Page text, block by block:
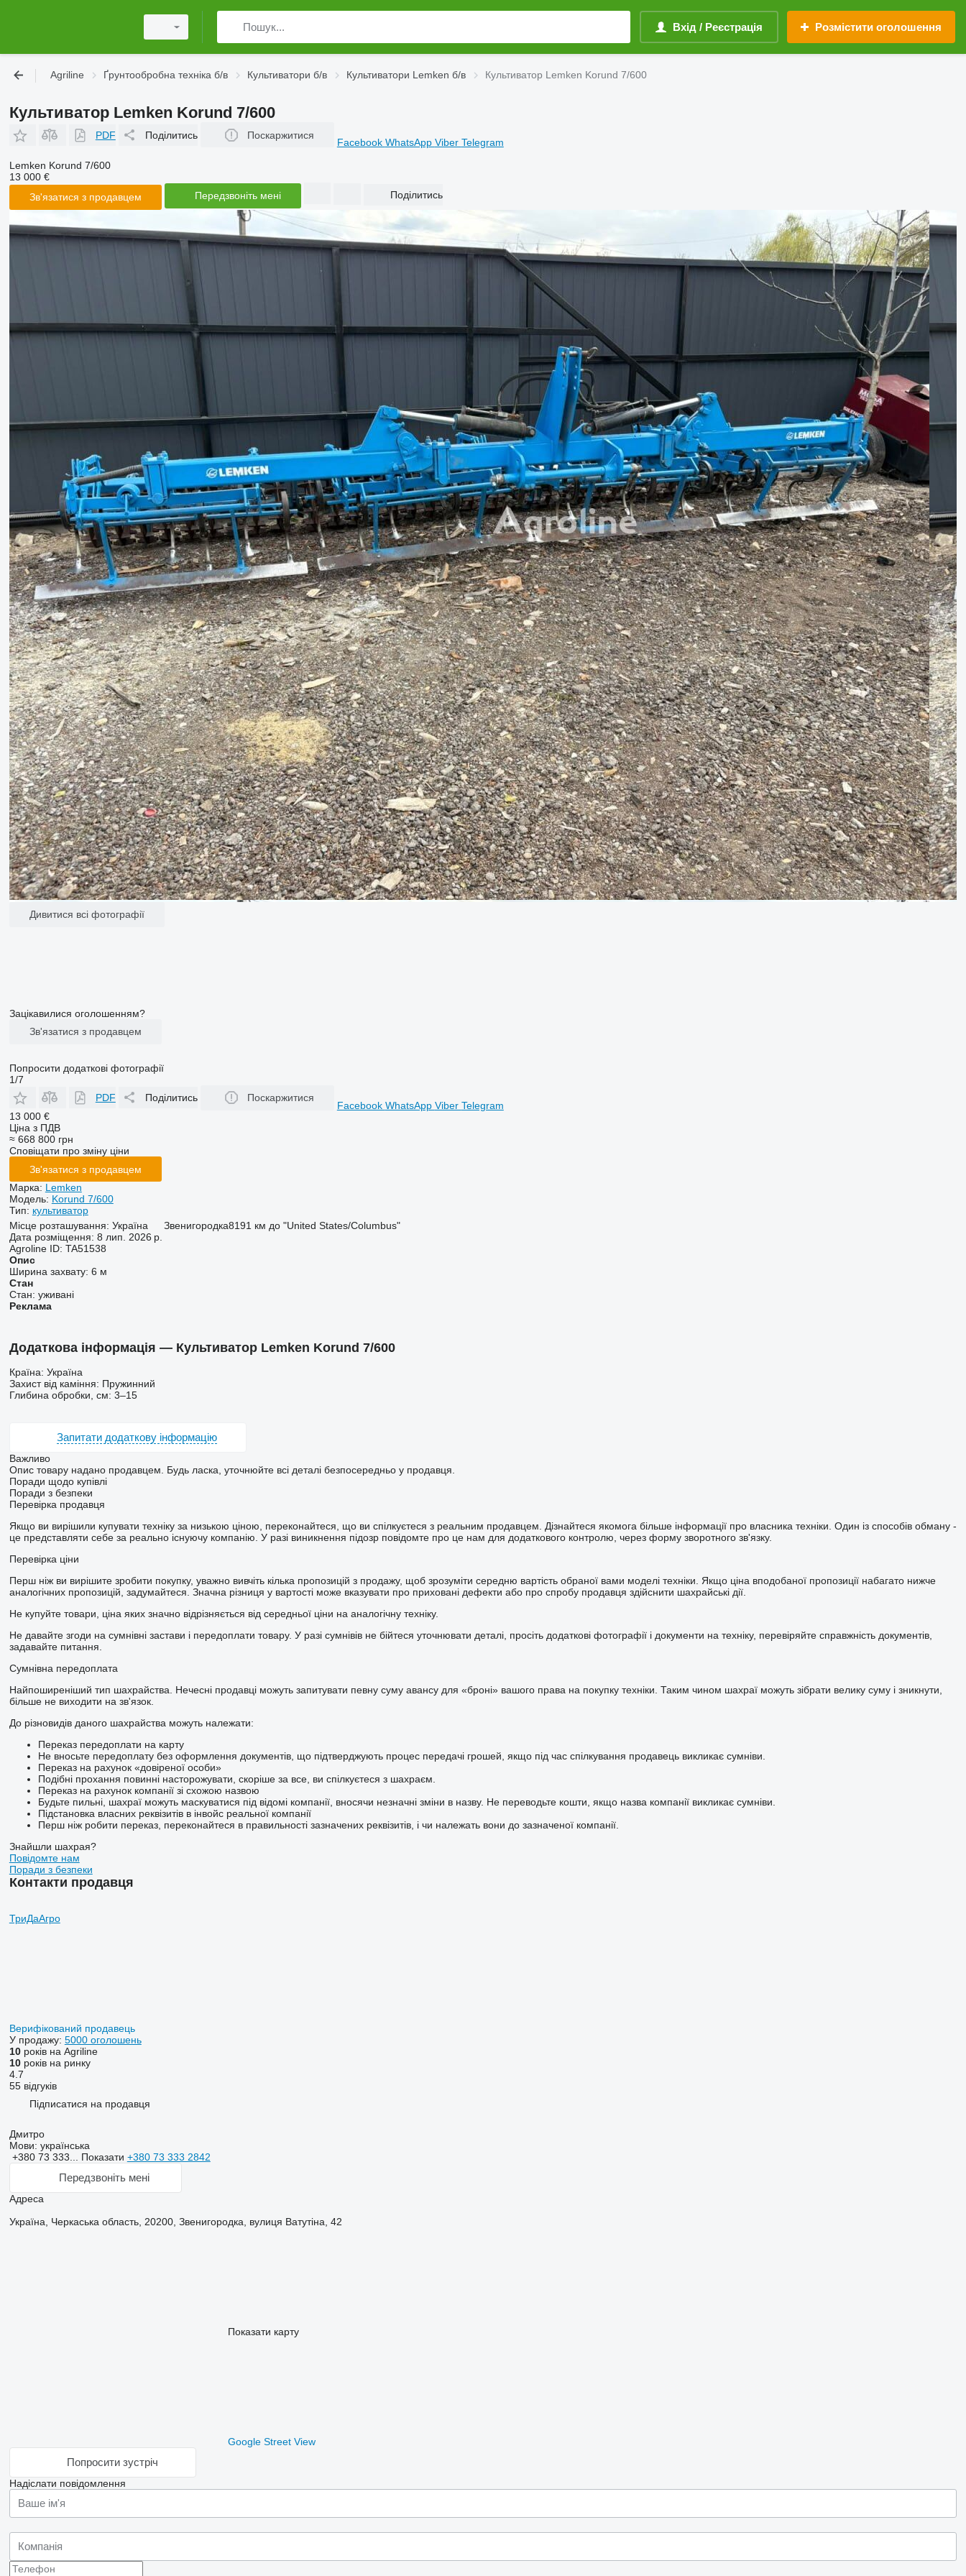
Вхід / Реєстрація Розмістити оголошення
Agriline Ґрунтообробна техніка б/в Культиватори б/в Культиватори Lemken б/в Культиватор Lemken Korund 7/600
Культиватор Lemken Korund 7/600
PDF Поділитись Поскаржитися
Facebook WhatsApp Viber Telegram
Lemken Korund 7/600
13 000 €
Зв'язатися з продавцем
Передзвоніть мені Поділитись
Дивитися всі фотографії
Зацікавилися оголошенням?
Зв'язатися з продавцем
Попросити додаткові фотографії
1/7
PDF
Поділитись Поскаржитися
Facebook WhatsApp Viber Telegram
13 000 €
Ціна з ПДВ
≈ 668 800 грн
Сповіщати про зміну ціни
Зв'язатися з продавцем
Марка: Lemken
Модель: Korund 7/600
Тип: культиватор
Місце розташування: Україна Звенигородка8191 км до "United States/Columbus"
Дата розміщення: 8 лип. 2026 р.
Agroline ID: TA51538
Опис
Ширина захвату: 6 м
Стан
Стан: уживані
Реклама
Додаткова інформація — Культиватор Lemken Korund 7/600
Країна: Україна
Захист від каміння: Пружинний
Глибина обробки, см: 3–15
Запитати додаткову інформацію
Важливо
Опис товару надано продавцем. Будь ласка, уточнюйте всі деталі безпосередньо у продавця.
Поради щодо купівлі
Поради з безпеки
Перевірка продавця
Якщо ви вирішили купувати техніку за низькою ціною, переконайтеся, що ви спілкуєтеся з реальним продавцем. Дізнайтеся якомога більше інформації про власника техніки. Один із способів обману -
це представляти себе за реально існуючу компанію. У разі виникнення підозр повідомте про це нам для додаткового контролю, через форму зворотного зв'язку.
Перевірка ціни
Перш ніж ви вирішите зробити покупку, уважно вивчіть кілька пропозицій з продажу, щоб зрозуміти середню вартість обраної вами моделі техніки. Якщо ціна вподобаної пропозиції набагато нижче
аналогічних пропозицій, задумайтеся. Значна різниця у вартості може вказувати про приховані дефекти або про спробу продавця здійснити шахрайські дії.
Не купуйте товари, ціна яких значно відрізняється від середньої ціни на аналогічну техніку.
Не давайте згоди на сумнівні застави і передоплати товару. У разі сумнівів не бійтеся уточнювати деталі, просіть додаткові фотографії і документи на техніку, перевіряйте справжність документів,
задавайте питання.
Сумнівна передоплата
Найпоширеніший тип шахрайства. Нечесні продавці можуть запитувати певну суму авансу для «броні» вашого права на покупку техніки. Таким чином шахраї можуть зібрати велику суму і зникнути,
більше не виходити на зв'язок.
До різновидів даного шахрайства можуть належати:
Переказ передоплати на карту
Не вносьте передоплату без оформлення документів, що підтверджують процес передачі грошей, якщо під час спілкування продавець викликає сумніви.
Переказ на рахунок «довіреної особи»
Подібні прохання повинні насторожувати, скоріше за все, ви спілкуєтеся з шахраєм.
Переказ на рахунок компанії зі схожою назвою
Будьте пильні, шахраї можуть маскуватися під відомі компанії, вносячи незначні зміни в назву. Не переводьте кошти, якщо назва компанії викликає сумніви.
Підстановка власних реквізитів в інвойс реальної компанії
Перш ніж робити переказ, переконайтеся в правильності зазначених реквізитів, і чи належать вони до зазначеної компанії.
Знайшли шахрая?
Повідомте нам
Поради з безпеки
Контакти продавця
ТриДаАгро
Верифікований продавець
У продажу: 5000 оголошень
10років на Agriline
10років на ринку
4.7
55 відгуків
Підписатися на продавця
Дмитро
Мови: українська
+380 73 333... Показати +380 73 333 2842
Передзвоніть мені
Адреса
Україна, Черкаська область, 20200, Звенигородка, вулиця Ватутіна, 42
Показати карту
Google Street View
Попросити зустріч
Надіслати повідомлення